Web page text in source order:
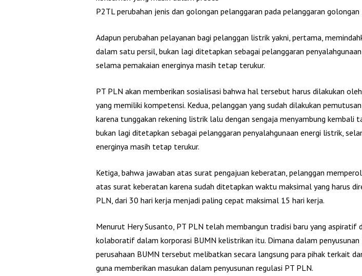
P2TL perubahan jenis dan golongan pelanggaran pada pelanggaran golongan
Adapun perubahan pelayanan bagi pelanggan listrik yakni, pertama,
dalam satu persil, bukan lagi ditetapkan sebagai pelanggaran
selama pemakaian energinya masih tetap terukur.
PT PLN akan memberikan sosialisasi bahwa hal tersebut harus dilakukan
yang memiliki kompetensi. Kedua, pelanggan yang sudah dilakukan
karena tunggakan rekening listrik lalu dengan sengaja menyambung kembali
bukan lagi ditetapkan sebagai pelanggaran penyalahgunaan energi listrik,
energinya masih tetap terukur.
Ketiga, bahwa jawaban atas surat pengajuan keberatan, pelanggan
atas surat keberatan karena sudah ditetapkan waktu maksimal yang harus
PLN, dari 30 hari kerja menjadi paling cepat maksimal 15 hari kerja.
Menurut Hery Susanto, PT PLN telah membangun tradisi baru yang aspiratif
kolaboratif dalam korporasi BUMN kelistrikan itu. Dimana dalam penyusunan
perusahaan BUMN tersebut melibatkan secara langsung para pihak terkait
guna memberikan masukan dalam penyusunan regulasi PT PLN.